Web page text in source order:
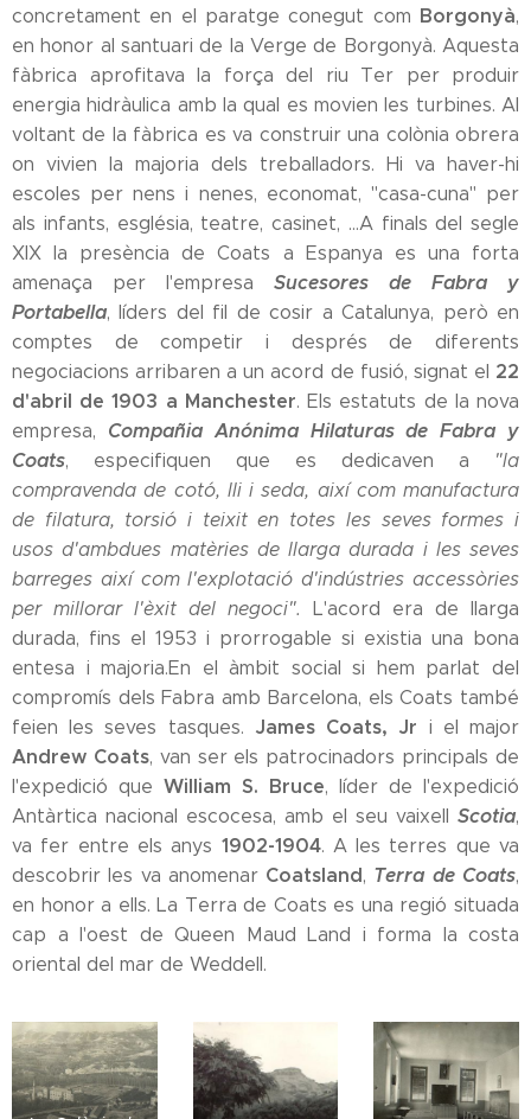
concretament en el paratge conegut com Borgonyà,
en honor al santuari de la Verge de Borgonyà. Aquesta
fàbrica aprofitava la força del riu Ter per produir
energia hidràulica amb la qual es movien les turbines. Al
voltant de la fàbrica es va construir una colònia obrera
on vivien la majoria dels treballadors. Hi va haver-hi
escoles per nens i nenes, economat, "casa-cuna" per
als infants, església, teatre, casinet, ...A finals del segle
XIX la presència de Coats a Espanya es una forta
amenaça per l'empresa Sucesores de Fabra y
Portabella, líders del fil de cosir a Catalunya, però en
comptes de competir i després de diferents
negociacions arribaren a un acord de fusió, signat el 22
d'abril de 1903 a Manchester. Els estatuts de la nova
empresa, Compañia Anónima Hilaturas de Fabra y
Coats, especifiquen que es dedicaven a
"la
compravenda de cotó, lli i seda, així com manufactura
de filatura, torsió i teixit en totes les seves formes i
usos d'ambdues matèries de llarga durada i les seves
barreges així com l'explotació d'indústries accessòries
per millorar l'èxit del negoci".
L'acord era de llarga
durada, fins el 1953 i prorrogable si existia una bona
entesa i majoria.En el àmbit social si hem parlat del
compromís dels Fabra amb Barcelona, els Coats també
feien les seves tasques. James Coats, Jr i el major
Andrew Coats, van ser els patrocinadors principals de
l'expedició que William S. Bruce, líder de l'expedició
Antàrtica nacional escocesa, amb el seu vaixell Scotia,
va fer entre els anys 1902-1904. A les terres que va
descobrir les va anomenar Coatsland, Terra de Coats,
en honor a ells. La Terra de Coats es una regió situada
cap a l'oest de Queen Maud Land i forma la costa
oriental del mar de Weddell.